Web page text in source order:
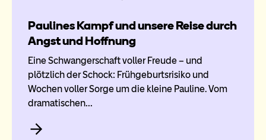
Paulines Kampf und unsere Reise durch
Angst und Hoffnung
Eine Schwangerschaft voller Freude – und
plötzlich der Schock: Frühgeburtsrisiko und
Wochen voller Sorge um die kleine Pauline. Vom
dramatischen…